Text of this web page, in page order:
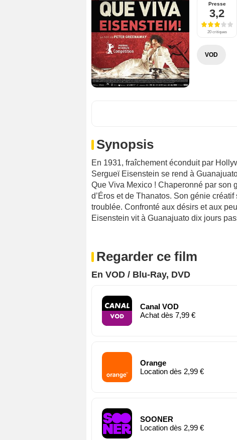
Presse
3,2
20 critiques
VOD
Synopsis
En 1931, fraîchement éconduit par
Sergueï Eisenstein se rend à
Que Viva Mexico ! Chaperonné par son
d’Éros et de Thanatos. Son génie
troublée. Confronté aux désirs et aux
Eisenstein vit à Guanajuato dix jours
Regarder ce film
En VOD / Blu-Ray, DVD
Canal VOD
Achat dès 7,99 €
Orange
Location dès 2,99 €
SOONER
Location dès 2,99 €